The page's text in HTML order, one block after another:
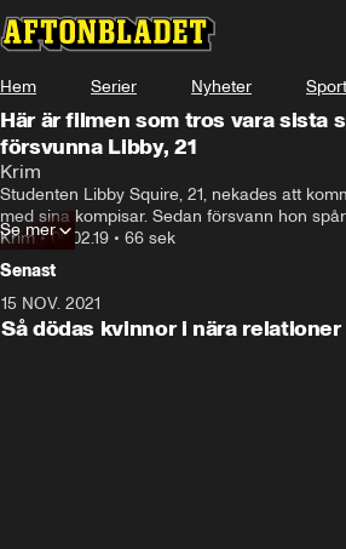
Hem Serier Nyheter Sport
Här är filmen som tros vara sista
försvunna Libby, 21
Krim
Studenten Libby Squire, 21, nekades att
med sina kompisar. Sedan försvann hon
Nu undersöker polisen en övervakningsfilm
kvinnan när hon hoppar in i en bil med en
Krim•09.02.19 • 66 sek
Se mer
Senast
15 NOV. 2021
Så dödas kvinnor i nära relationer